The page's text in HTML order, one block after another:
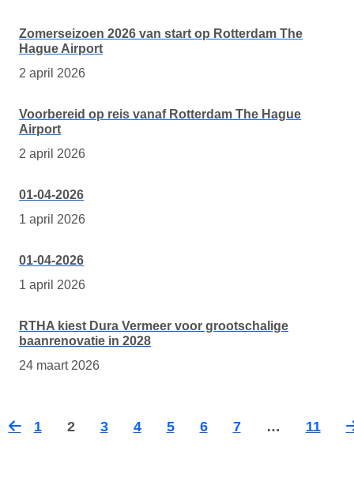
Zomerseizoen 2026 van start op Rotterdam The
Hague Airport
2 april 2026
Voorbereid op reis vanaf Rotterdam The Hague
Airport
2 april 2026
01-04-2026
1 april 2026
01-04-2026
1 april 2026
RTHA kiest Dura Vermeer voor grootschalige
baanrenovatie in 2028
24 maart 2026
1 2 3 4 5 6 7 …
11